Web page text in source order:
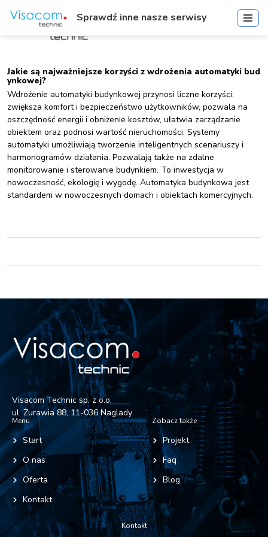
Jakie są najważniejsze korzyści z wdrożenia automatyki bud
ynkowej?
Wdrożenie automatyki budynkowej przynosi liczne korzyści:
zwiększa komfort i bezpieczeństwo użytkowników, pozwala na
oszczędność energii i obniżenie kosztów, ułatwia zarządzanie
obiektem oraz podnosi wartość nieruchomości. Systemy
automatyki umożliwiają tworzenie inteligentnych scenariuszy i
harmonogramów działania. Pozwalają także na zdalne
monitorowanie i sterowanie budynkiem. To inwestycja w
nowoczesność, ekologię i wygodę. Automatyka budynkowa jest
standardem w nowoczesnych domach i obiektach komercyjnych.
Visacom Technic sp. z o.o.
ul. Żurawia 88, 11-036 Naglady
Menu
Start
O nas
Oferta
Kontakt
Zobacz także
Projekt
Faq
Blog
Kontakt
Sprawdź inne nasze serwisy